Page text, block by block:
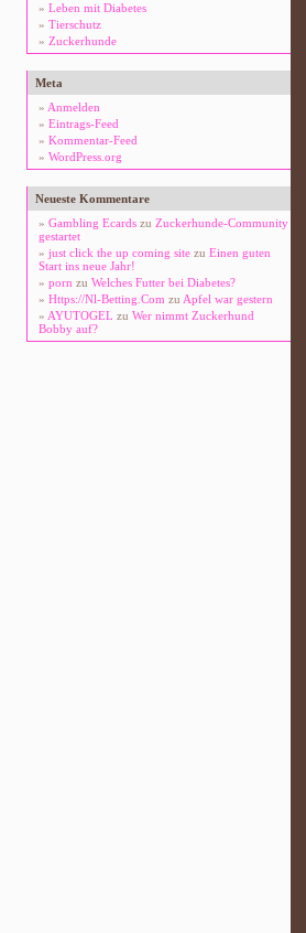
Leben mit Diabetes
Tierschutz
Zuckerhunde
Meta
Anmelden
Eintrags-Feed
Kommentar-Feed
WordPress.org
Neueste Kommentare
Gambling Ecards zu Zuckerhunde-Community
gestartet
just click the up coming site zu Einen guten
Start ins neue Jahr!
porn zu Welches Futter bei Diabetes?
Https://Nl-Betting.Com zu Apfel war gestern
AYUTOGEL zu Wer nimmt Zuckerhund
Bobby auf?